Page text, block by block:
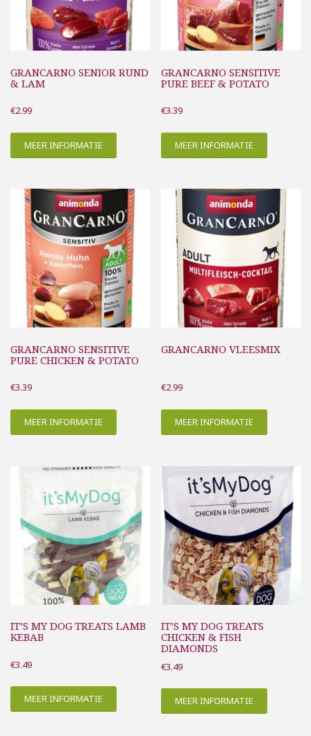
GRANCARNO SENIOR RUND
& LAM
€2.99
MEER INFORMATIE
GRANCARNO SENSITIVE
PURE BEEF & POTATO
€3.39
MEER INFORMATIE
GRANCARNO SENSITIVE
PURE CHICKEN & POTATO
€3.39
MEER INFORMATIE
GRANCARNO VLEESMIX
€2.99
MEER INFORMATIE
IT’S MY DOG TREATS LAMB
KEBAB
€3.49
MEER INFORMATIE
IT’S MY DOG TREATS
CHICKEN & FISH
DIAMONDS
€3.49
MEER INFORMATIE